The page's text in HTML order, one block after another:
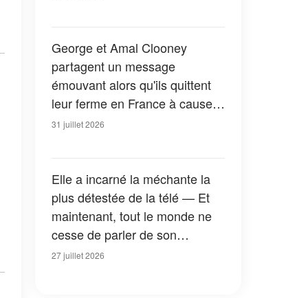
George et Amal Clooney
partagent un message
émouvant alors qu'ils quittent
leur ferme en France à cause
des feux de forêt — Tous les
31 juillet 2026
Elle a incarné la méchante la
plus détestée de la télé — Et
maintenant, tout le monde ne
cesse de parler de son
apparition dans la nouvelle
27 juillet 2026